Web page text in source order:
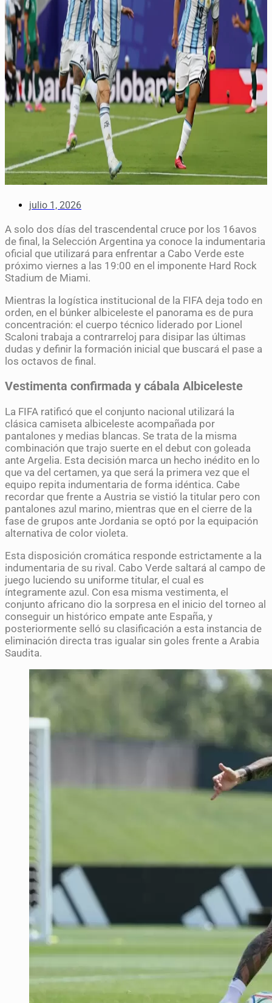
julio 1, 2026
A solo dos días del trascendental cruce por los 16avos
de final, la Selección Argentina ya conoce la indumentaria
oficial que utilizará para enfrentar a Cabo Verde este
próximo viernes a las 19:00 en el imponente Hard Rock
Stadium de Miami.
Mientras la logística institucional de la FIFA deja todo en
orden, en el búnker albiceleste el panorama es de pura
concentración: el cuerpo técnico liderado por Lionel
Scaloni trabaja a contrarreloj para disipar las últimas
dudas y definir la formación inicial que buscará el pase a
los octavos de final.
Vestimenta confirmada y cábala Albiceleste
La FIFA ratificó que el conjunto nacional utilizará la
clásica camiseta albiceleste acompañada por
pantalones y medias blancas. Se trata de la misma
combinación que trajo suerte en el debut con goleada
ante Argelia. Esta decisión marca un hecho inédito en lo
que va del certamen, ya que será la primera vez que el
equipo repita indumentaria de forma idéntica. Cabe
recordar que frente a Austria se vistió la titular pero con
pantalones azul marino, mientras que en el cierre de la
fase de grupos ante Jordania se optó por la equipación
alternativa de color violeta.
Esta disposición cromática responde estrictamente a la
indumentaria de su rival. Cabo Verde saltará al campo de
juego luciendo su uniforme titular, el cual es
íntegramente azul. Con esa misma vestimenta, el
conjunto africano dio la sorpresa en el inicio del torneo al
conseguir un histórico empate ante España, y
posteriormente selló su clasificación a esta instancia de
eliminación directa tras igualar sin goles frente a Arabia
Saudita.